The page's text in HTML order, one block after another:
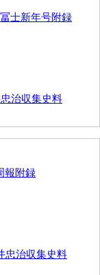
士新年号附録
治収集史料
報附録
忠治収集史料